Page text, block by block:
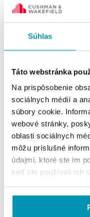
Súhlas
Táto webstránka
Na prispôsobenie
sociálnych médií a
súbory cookie.
webové stránky,
oblasti sociálnych
môžu príslušné
údajmi, ktoré ste im
keď ste používali ich
Kontaktujte nás
Head
+421